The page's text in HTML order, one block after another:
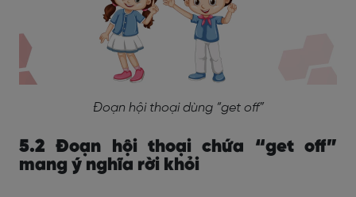
Đoạn hội thoại dùng “get off”
5.2 Đoạn hội thoại chứa “get off”
mang ý nghĩa rời khỏi